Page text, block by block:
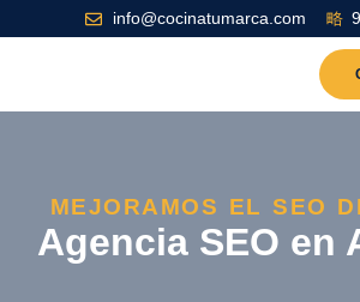
info@cocinatumarca.com
MEJORAMOS EL SEO
Agencia SEO en